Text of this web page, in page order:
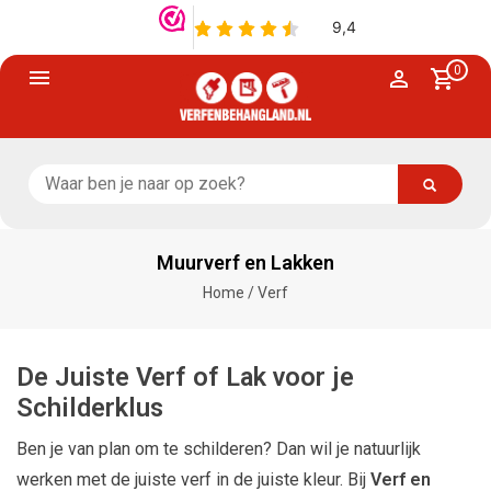
0
Muurverf en Lakken
Home /Verf
De Juiste Verf of Lak voor je
Schilderklus
Ben je van plan om te schilderen? Dan wil je natuurlijk
werken met de juiste verf in de juiste kleur. Bij Verf en